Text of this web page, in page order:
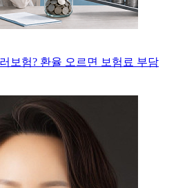
보험? 환율 오르면 보험료 부담